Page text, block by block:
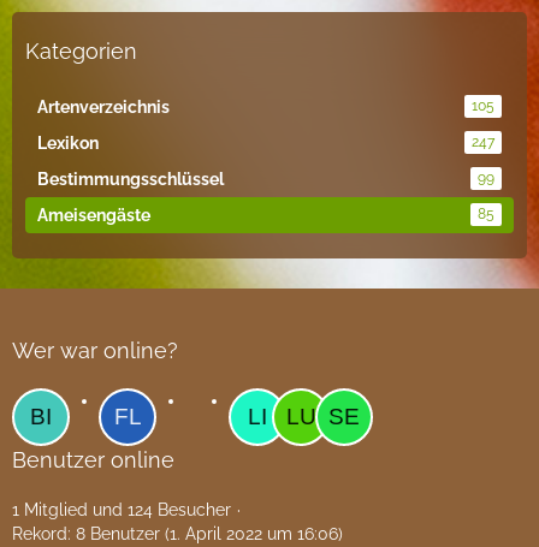
Kategorien
Artenverzeichnis 105
Lexikon 247
Bestimmungsschlüssel 99
Ameisengäste 85
Wer war online?
Benutzer online
1 Mitglied und 124 Besucher
Rekord: 8 Benutzer (1. April 2022 um 16:06)